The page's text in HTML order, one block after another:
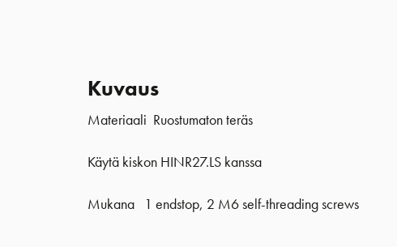
Kuvaus
Materiaali Ruostumaton teräs
Käytä kiskon HINR27.LS kanssa
Mukana 1 endstop, 2 M6 self-threading screws